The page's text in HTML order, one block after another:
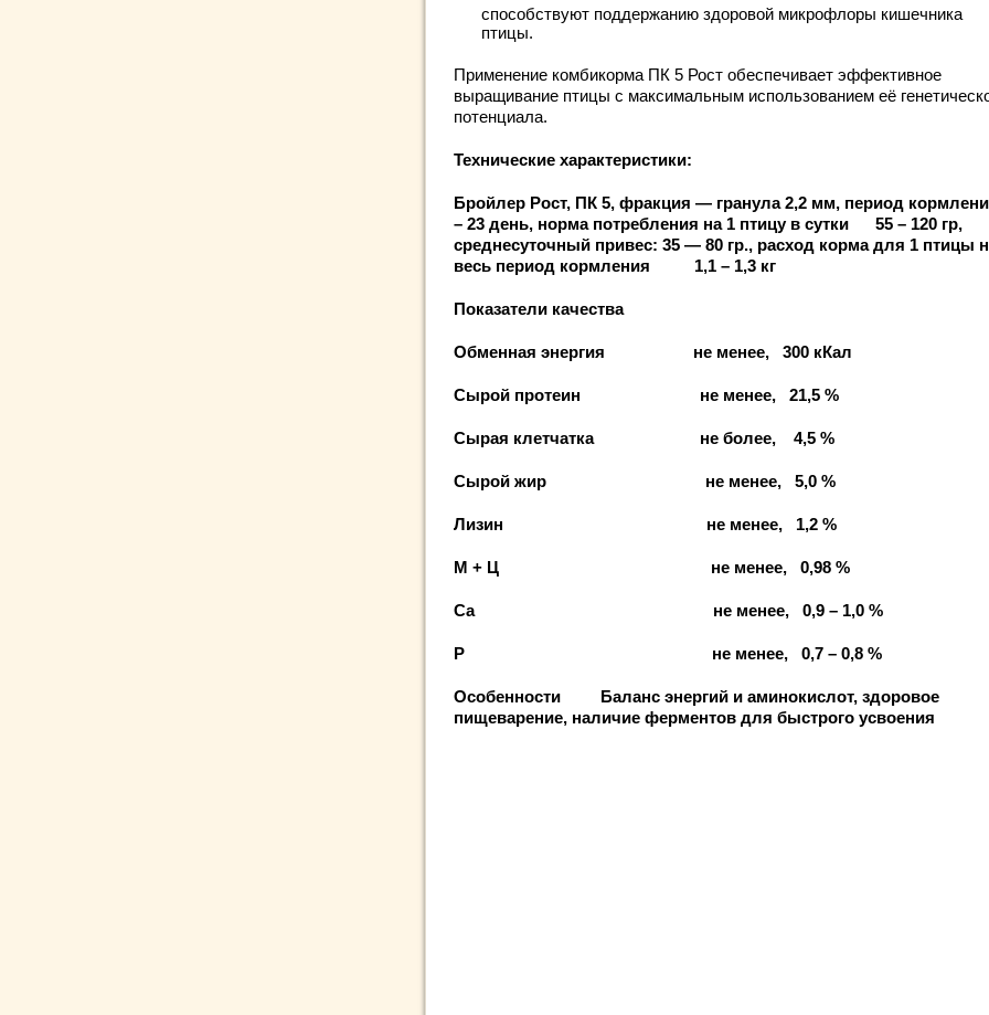
способствуют поддержанию здоровой микрофлоры кишечника
птицы.
Применение комбикорма ПК 5 Рост обеспечивает эффективное
выращивание птицы с максимальным использованием её
потенциала.
Технические характеристики:
Бройлер Рост, ПК 5, фракция — гранула 2,2 мм, период
– 23 день, норма потребления на 1 птицу в сутки 55 – 120 гр,
среднесуточный привес: 35 — 80 гр., расход корма для 1 птицы
весь период кормления 1,1 – 1,3 кг
Показатели качества
Обменная энергия не менее, 300 кКал
Сырой протеин не менее, 21,5 %
Сырая клетчатка не более, 4,5 %
Сырой жир не менее, 5,0 %
Лизин не менее, 1,2 %
М + Ц не менее, 0,98 %
Cа не менее, 0,9 – 1,0 %
P не менее, 0,7 – 0,8 %
Особенности Баланс энергий и аминокислот, здоровое
пищеварение, наличие ферментов для быстрого усвоения